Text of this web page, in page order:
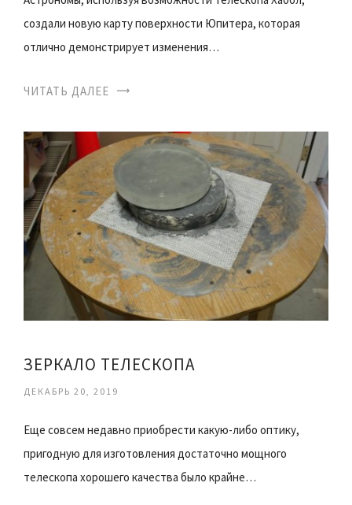
создали новую карту поверхности Юпитера, которая
отлично демонстрирует изменения…
ЧИТАТЬ ДАЛЕЕ
ЗЕРКАЛО ТЕЛЕСКОПА
ДЕКАБРЬ 20, 2019
Еще совсем недавно приобрести какую-либо оптику,
пригодную для изготовления достаточно мощного
телескопа хорошего качества было крайне…